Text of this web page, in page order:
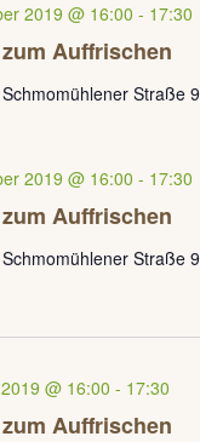
Auffrischen
2019 @ 16:00 - 17:30
Schmomühlener Straße
Auffrischen
2019 @ 16:00 - 17:30
Schmomühlener Straße
Auffrischen
@ 16:00 - 17:30